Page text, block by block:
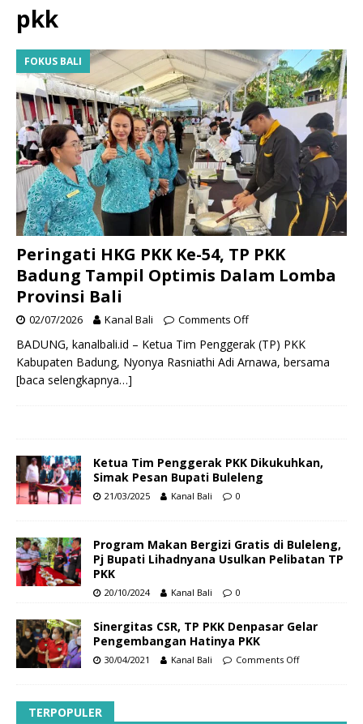
pkk
FOKUS BALI
Peringati HKG PKK Ke-54, TP PKK
Badung Tampil Optimis Dalam Lomba
Provinsi Bali
02/07/2026 Kanal Bali Comments Off
BADUNG, kanalbali.id – Ketua Tim Penggerak (TP) PKK
Kabupaten Badung, Nyonya Rasniathi Adi Arnawa, bersama
[baca selengkapnya…]
Ketua Tim Penggerak PKK Dikukuhkan,
Simak Pesan Bupati Buleleng
21/03/2025 Kanal Bali 0
Program Makan Bergizi Gratis di Buleleng,
Pj Bupati Lihadnyana Usulkan Pelibatan TP
PKK
20/10/2024 Kanal Bali 0
Sinergitas CSR, TP PKK Denpasar Gelar
Pengembangan Hatinya PKK
30/04/2021 Kanal Bali Comments Off
TERPOPULER